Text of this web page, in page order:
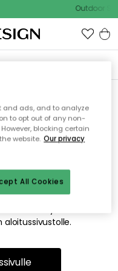
Outdoor
löydä
ole tai siitä, että se
tästä mahdollisesti
aloitussivustolle.
and ads, and to analyze
to opt out of any non-
blocking certain
website. Our privacy
All Cookies